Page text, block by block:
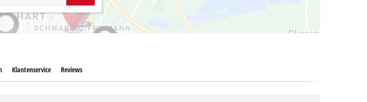
Klantenservice Reviews